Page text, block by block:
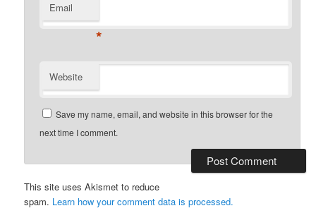
Email
*
Website
Save my name, email, and website in this browser for the
next time I comment.
This site uses Akismet to reduce
spam. Learn how your comment data is processed.